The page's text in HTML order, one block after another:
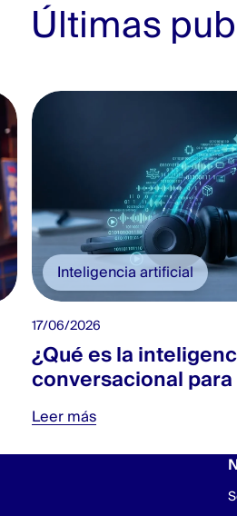
Últimas
Inteligencia artificial
17/06/2026
¿Qué es la
conversacional
Leer más